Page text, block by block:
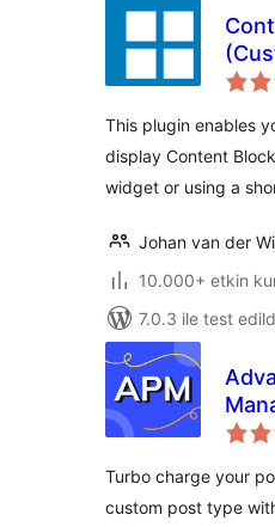
This plugin enables
display Content
widget or using a
Johan van der
10.000+ etkin
7.0.3 ile test
Turbo charge your
custom post type